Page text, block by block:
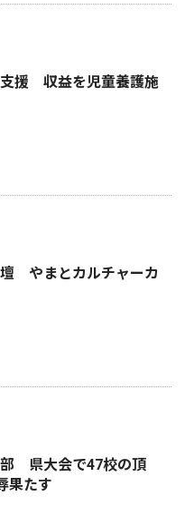
援 収益を児童養護施
やまとカルチャーカ
県大会で47校の頂
果たす